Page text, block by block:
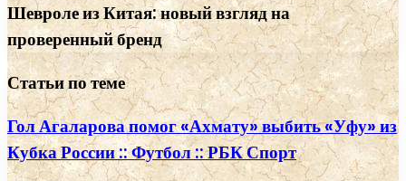
Шевроле из Китая: новый взгляд на
проверенный бренд
Статьи по теме
Гол Агаларова помог «Ахмату» выбить «Уфу» из
Кубка России :: Футбол :: РБК Спорт